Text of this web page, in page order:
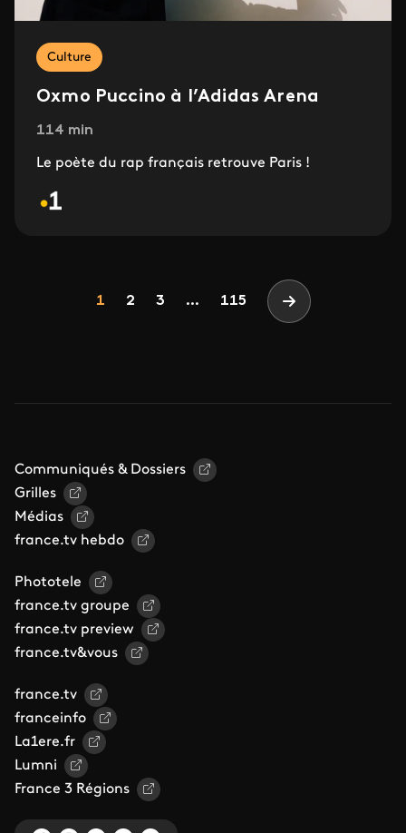
Culture
Oxmo Puccino à l’Adidas Arena
114 min
Le poète du rap français retrouve Paris !
Page
1 Page
2 Page
3 ... 115 Page suivante
Communiqués & Dossiers
Grilles
Médias
france.tv hebdo
Phototele
france.tv groupe
france.tv preview
france.tv&vous
france.tv
franceinfo
La1ere.fr
Lumni
France 3 Régions